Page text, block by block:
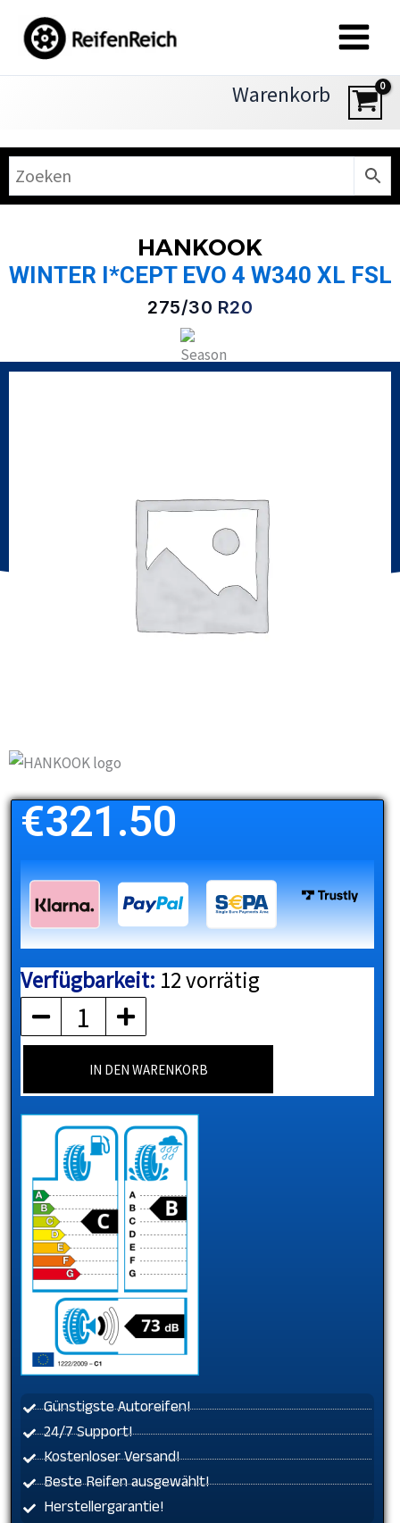
Inhalt
springen
Warenkorb
HANKOOK
WINTER I*CEPT EVO 4 W340 XL FSL
275/30 R20
€321.50
Verfügbarkeit: 12 vorrätig
HANKOOK
Menge
IN DEN WARENKORB
Günstigste Autoreifen!
24/7 Support!
Kostenloser Versand!
Beste Reifen ausgewählt!
Herstellergarantie!